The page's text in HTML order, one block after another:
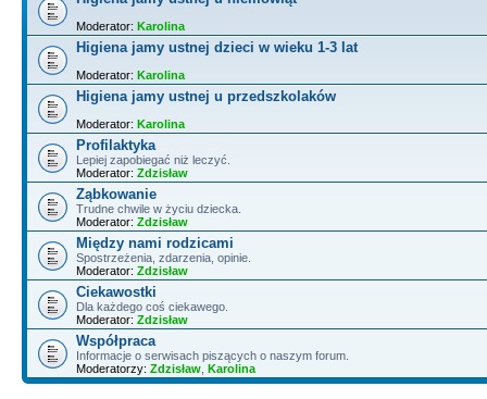
Moderator: Karolina
Higiena jamy ustnej dzieci w wieku 1-3 lat
Moderator: Karolina
Higiena jamy ustnej u przedszkolaków
Moderator: Karolina
Profilaktyka
Lepiej zapobiegać niż leczyć.
Moderator: Zdzisław
Ząbkowanie
Trudne chwile w życiu dziecka.
Moderator: Zdzisław
Między nami rodzicami
Spostrzeżenia, zdarzenia, opinie.
Moderator: Zdzisław
Ciekawostki
Dla każdego coś ciekawego.
Moderator: Zdzisław
Współpraca
Informacje o serwisach piszących o naszym forum.
Moderatorzy: Zdzisław Karolina